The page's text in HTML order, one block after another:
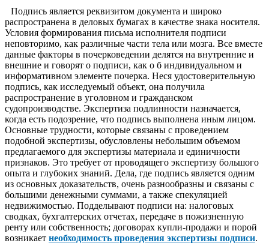
Подпись является реквизитом документа и широко
распространена в деловых бумагах в качестве знака носителя.
Условия формирования письма исполнителя подписи
неповторимо, как различные части тела или мозга. Все вместе
данные факторы в почерковедении делятся на внутренние и
внешние и говорят о подписи, как о б индивидуальном и
информативном элементе почерка. Неся удостоверительную
подпись, как исследуемый объект, она получила
распространение в уголовном и гражданском
судопроизводстве. Экспертиза подлинности назначается,
когда есть подозрение, что подпись выполнена иным лицом.
Основные трудности, которые связаны с проведением
подобной экспертизы, обусловлены небольшим объемом
предлагаемого для экспертизы материала и единичности
признаков. Это требует от проводящего экспертизу большого
опыта и глубоких знаний. Дела, где подпись является одним
из основных доказательств, очень разнообразны и связаны с
большими денежными суммами, а также спекуляцией
недвижимостью. Подделывают подписи на: налоговых
сводках, бухгалтерских отчетах, передаче в пожизненную
ренту или собственность; договорах купли-продажи и порой
возникает необходимость проведения экспертизы подписи.